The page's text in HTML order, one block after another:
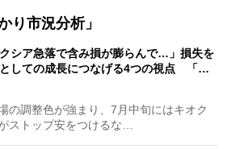
り市況分析」
クシア急落で含み損が膨らんで…」損失を
しての成長につなげる4つの視点 「…
の調整色が強まり、7月中旬にはキオク
ストップ安をつけるな…